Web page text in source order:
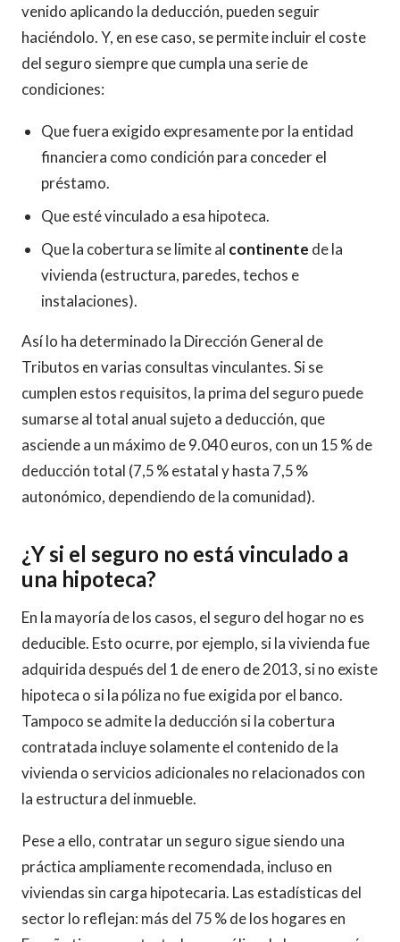
venido aplicando la deducción, pueden seguir
haciéndolo. Y, en ese caso, se permite incluir el coste
del seguro siempre que cumpla una serie de
condiciones:
Que fuera exigido expresamente por la entidad
financiera como condición para conceder el
préstamo.
Que esté vinculado a esa hipoteca.
Que la cobertura se limite al continente de la
vivienda (estructura, paredes, techos e
instalaciones).
Así lo ha determinado la Dirección General de
Tributos en varias consultas vinculantes. Si se
cumplen estos requisitos, la prima del seguro puede
sumarse al total anual sujeto a deducción, que
asciende a un máximo de 9.040 euros, con un 15 % de
deducción total (7,5 % estatal y hasta 7,5 %
autonómico, dependiendo de la comunidad).
¿Y si el seguro no está vinculado a
una hipoteca?
En la mayoría de los casos, el seguro del hogar no es
deducible. Esto ocurre, por ejemplo, si la vivienda fue
adquirida después del 1 de enero de 2013, si no existe
hipoteca o si la póliza no fue exigida por el banco.
Tampoco se admite la deducción si la cobertura
contratada incluye solamente el contenido de la
vivienda o servicios adicionales no relacionados con
la estructura del inmueble.
Pese a ello, contratar un seguro sigue siendo una
práctica ampliamente recomendada, incluso en
viviendas sin carga hipotecaria. Las estadísticas del
sector lo reflejan: más del 75 % de los hogares en